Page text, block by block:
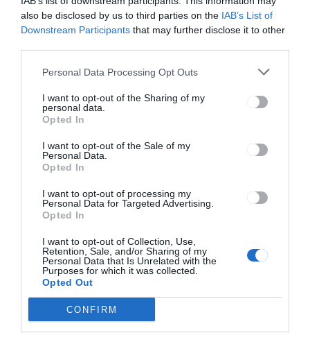
also be disclosed by us to third parties on the IAB’s List of
Downstream Participants that may further disclose it to other
Personal Data Processing Opt Outs
I want to opt-out of the Sharing of my
personal data.
Opted In
I want to opt-out of the Sale of my
Personal Data.
Opted In
I want to opt-out of processing my
Personal Data for Targeted Advertising.
Opted In
I want to opt-out of Collection, Use,
Retention, Sale, and/or Sharing of my
Personal Data that Is Unrelated with the
Purposes for which it was collected.
Opted Out
CONFIRM
HÍRLISTA
A magyarlakta települések 82
millió lejt kaptak a kormány
tartalékalapjából
HÍRLISTA,UDVARHELYSZÉK
Zajlanak a nyári
útkarbantartások a 131-es
megyei út
Homoródszentmárton és
Kénos közti szakaszán